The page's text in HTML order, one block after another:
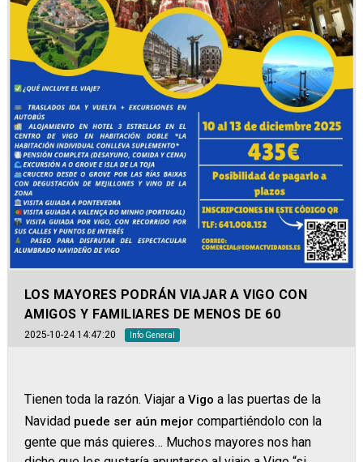
LOS MAYORES PODRÁN VIAJAR A VIGO CON
AMIGOS Y FAMILIARES DE MENOS DE 60
2025-10-24 14:47:20 Info General
Tienen toda la razón. Viajar a Vigo a las puertas de la
Navidad puede ser aún mejor compartiéndolo con la
gente que más quieres… Muchos mayores nos han